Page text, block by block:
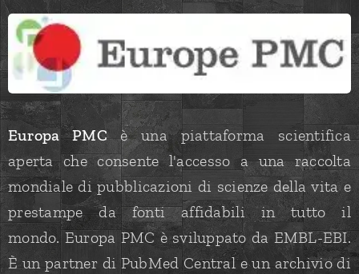
Europa PMCè una piattaforma scientifica
aperta che consente l'accesso a una raccolta
mondiale di pubblicazioni di scienze della vita e
prestampe da fonti affidabili in tutto il
mondo. Europa PMC è sviluppato da EMBL-EBI.
È un partner di PubMed Central e un archivio di